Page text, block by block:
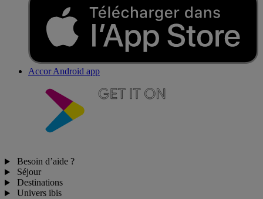
Accor Android app
Besoin d’aide ?
Séjour
Destinations
Univers ibis